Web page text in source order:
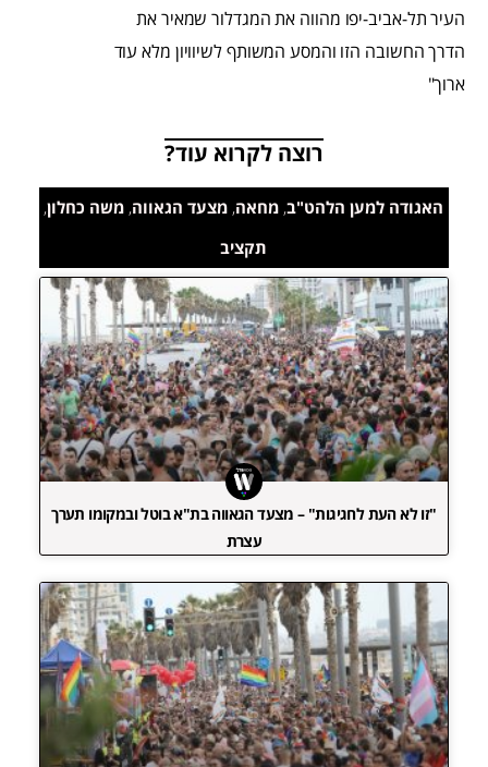
העיר תל-אביב-יפו מהווה את המגדלור שמאיר את
הדרך החשובה הזו והמסע המשותף לשיוויון מלא עוד
ארוך"
רוצה לקרוא עוד?
האגודה למען הלהט"ב,מחאה,מצעד הגאווה,משה כחלון,
תקציב
"זו לא העת לחגיגות" – מצעד הגאווה בת"א בוטל ובמקומו תערך
עצרת